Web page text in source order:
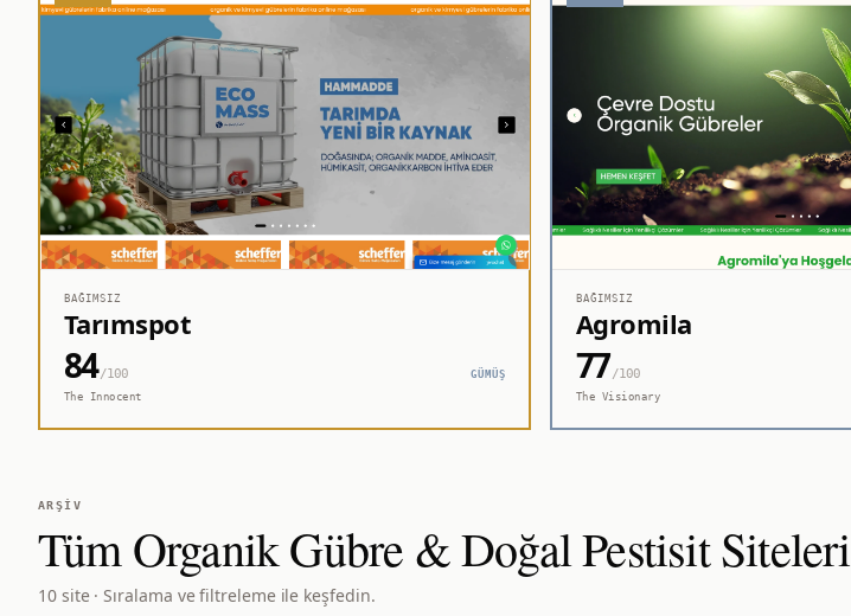
BAĞIMSIZ
Tarımspot
84/100
GÜMÜŞ
The Innocent
BAĞIMSIZ
Agromila
77/100
The Visionary
ARŞIV
TümOrganik Gübre & Doğal PestisitSiteleri
10 site · Sıralama ve filtreleme ile keşfedin.